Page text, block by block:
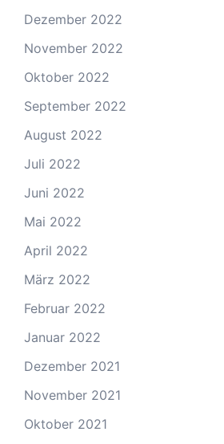
Dezember 2022
November 2022
Oktober 2022
September 2022
August 2022
Juli 2022
Juni 2022
Mai 2022
April 2022
März 2022
Februar 2022
Januar 2022
Dezember 2021
November 2021
Oktober 2021